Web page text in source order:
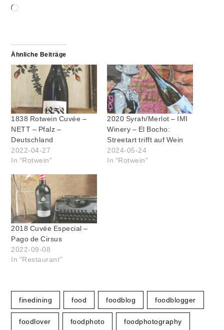
Wird
Ähnliche Beiträge
1838 Rotwein Cuvée –
NETT – Pfalz –
Deutschland
2022-04-27
In "Rotwein"
2020 Syrah/Merlot – IMI
Winery – El Bocho:
Streetart trifft auf Wein
2024-05-24
In "Rotwein"
2018 Cuvée Especial –
Pago de Cirsus
2022-09-08
In "Restaurant"
finedining food foodblog foodblogger
foodlover foodphoto foodphotography